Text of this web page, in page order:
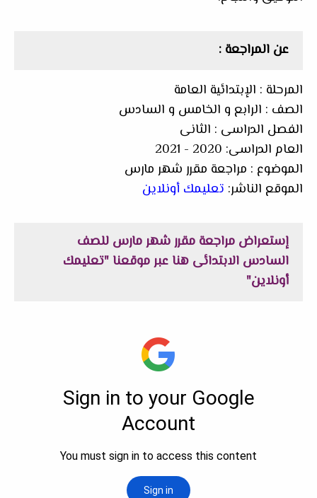
عن المراجعة :
المرحلة : الإبتدائية العامة
الصف : الرابع و الخامس و السادس
الفصل الدراسى : الثانى
العام الدراسى: 2020 - 2021
الموضوع : مراجعة مقرر شهر مارس
الموقع الناشر: تعليمك أونلاين
إستعراض مراجعة مقرر شهر مارس للصف
السادس الابتدائى هنا عبر موقعنا "تعليمك
أونلاين"